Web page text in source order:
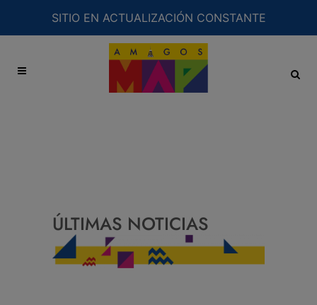
SITIO EN ACTUALIZACIÓN CONSTANTE
ÚLTIMAS NOTICIAS